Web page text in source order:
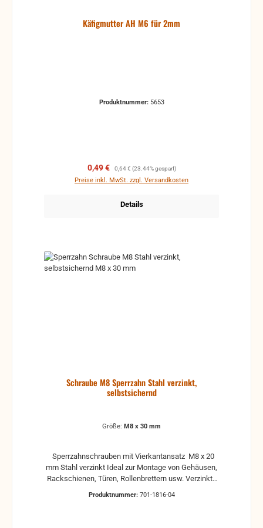
Käfigmutter AH M6 für 2mm
Produktnummer: 5653
Verkaufspreis:
0,49 € Regulärer Preis:
0,64 € (23.44% gespart)
Preise inkl. MwSt. zzgl. Versandkosten
Details
Schraube M8 Sperrzahn Stahl verzinkt,
selbstsichernd
Größe: M8 x 30 mm
mm Stahl verzinkt Ideal zur Montage von Gehäusen,
Rackschienen, Türen, Rollenbrettern usw. Verzinkte
Produktnummer: 701-1816-04